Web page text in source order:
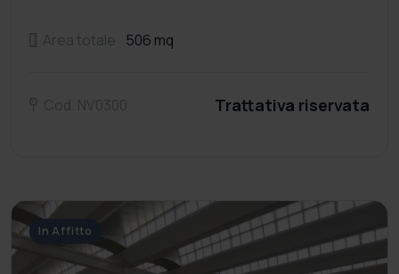
506 mq
Trattativa riservata
In Affitto